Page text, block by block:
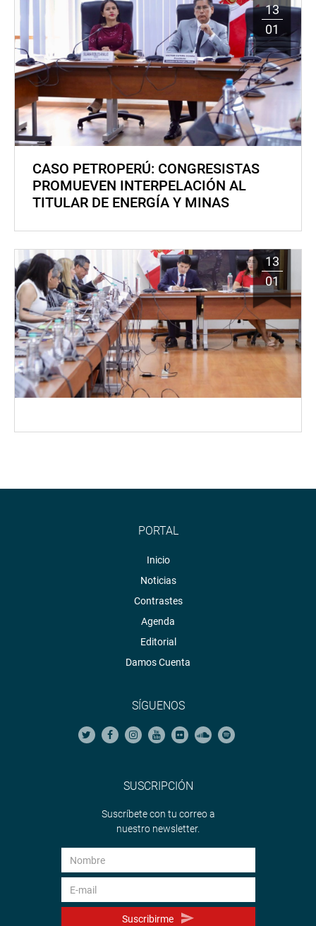
13
01
CASO PETROPERÚ: CONGRESISTAS
PROMUEVEN INTERPELACIÓN AL
TITULAR DE ENERGÍA Y MINAS
13
01
PORTAL
Inicio
Noticias
Contrastes
Agenda
Editorial
Damos Cuenta
SÍGUENOS
SUSCRIPCIÓN
Suscríbete con tu correo a
nuestro newsletter.
Suscribirme